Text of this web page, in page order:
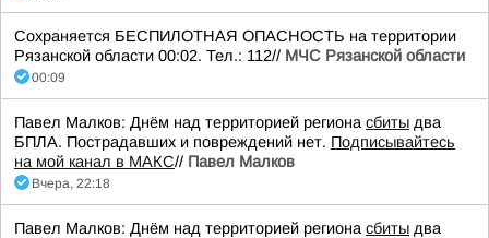
Сохраняется БЕСПИЛОТНАЯ ОПАСНОСТЬ на территории
Рязанской области 00:02. Тел.: 112// МЧС Рязанской области
00:09
Павел Малков: Днём над территорией региона сбиты два
БПЛА. Пострадавших и повреждений нет. Подписывайтесь
на мой канал в МАКС// Павел Малков
Вчера, 22:18
Павел Малков: Днём над территорией региона сбиты два